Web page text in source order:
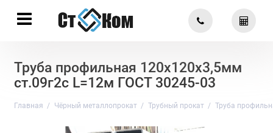
Труба профильная 120х120х3,5мм
ст.09г2с L=12м ГОСТ 30245-03
Главная Чёрный металлопрокат Трубный прокат Труба